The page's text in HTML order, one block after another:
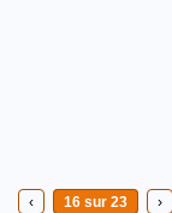
‹ 16 sur 23 ›